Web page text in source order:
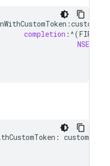
:
completion : ^(
NSError